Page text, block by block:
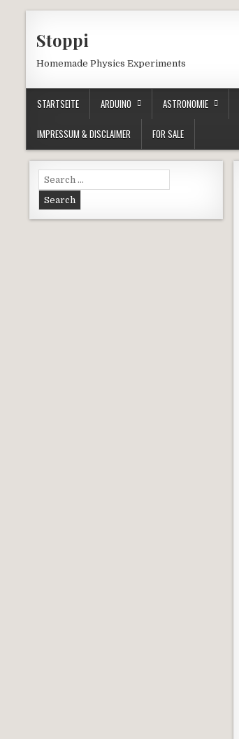
Stoppi
Homemade Physics Experiments
STARTSEITE ARDUINO ASTRONOMIE
IMPRESSUM & DISCLAIMER FOR SALE
Search for: